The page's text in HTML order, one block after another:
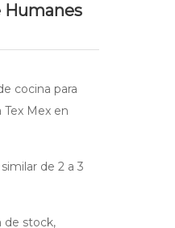
Humanes
cocina para
Mex en
de 2 a 3
de stock,